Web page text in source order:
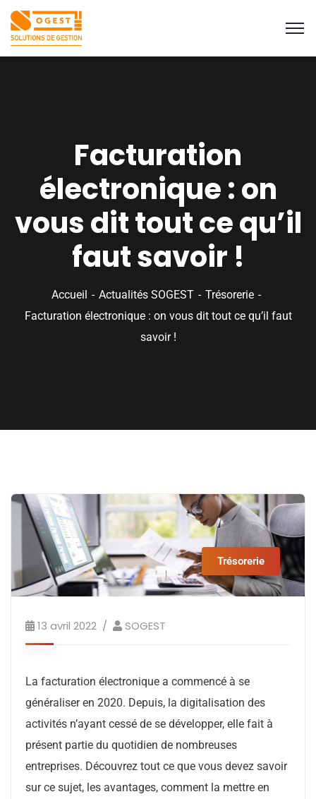
Facturation
électronique : on
vous dit tout ce qu’il
faut savoir !
Accueil Actualités SOGEST
Trésorerie
Facturation électronique : on vous dit tout ce qu’il faut
savoir !
Trésorerie
13 avril 2022 SOGEST
La facturation électronique a commencé à se
généraliser en 2020. Depuis, la digitalisation des
activités n’ayant cessé de se développer, elle fait à
présent partie du quotidien de nombreuses
entreprises. Découvrez tout ce que vous devez savoir
sur ce sujet, les avantages, comment la mettre en